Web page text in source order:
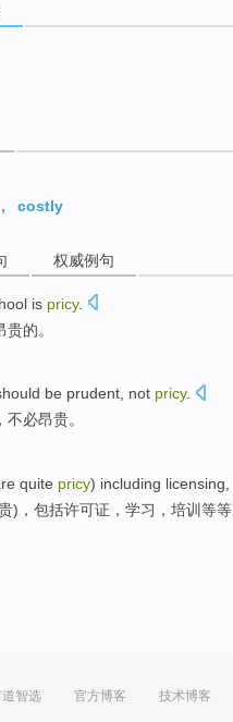
costly
权威例句
is pricy.
贵的。
be prudent, not pricy.
不必昂贵。
quite pricy) including licensing
)， 包括许可证 ， 学习 ，培训 等等
智选 官方博客 技术博客